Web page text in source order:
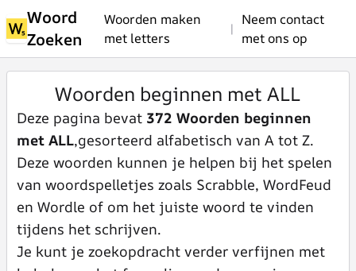
Woord
Zoeken
Woorden maken
met letters
|
Neem contact
met ons op
Woorden beginnen met ALL
Deze pagina bevat 372 Woorden beginnen
met ALL,gesorteerd alfabetisch van A tot Z.
Deze woorden kunnen je helpen bij het spelen
van woordspelletjes zoals Scrabble, WordFeud
en Wordle of om het juiste woord te vinden
tijdens het schrijven.
Je kunt je zoekopdracht verder verfijnen met